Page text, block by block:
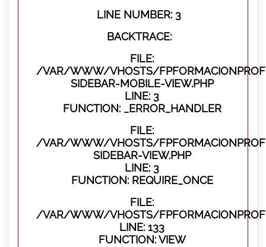
LINE NUMBER: 3
BACKTRACE:
FILE:
/VAR/WWW/VHOSTS/
SIDEBAR-MOBILE-VIEW.PHP
LINE: 3
FUNCTION: _ERROR_HANDLER
FILE:
/VAR/WWW/VHOSTS/
SIDEBAR-VIEW.PHP
LINE: 3
FUNCTION: REQUIRE_ONCE
FILE:
/VAR/WWW/VHOSTS/
LINE: 133
FUNCTION: VIEW